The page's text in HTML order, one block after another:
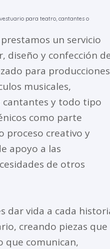
para teatro, cantantes o
un servicio
diseño y confección
para producciones
musicales,
cantantes y todo tipo
como parte
proceso creativo y
apoyo a las
de otros
dar vida a cada
creando piezas que
que comunican,